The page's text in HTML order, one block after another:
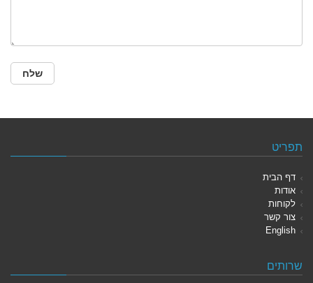
תפריט
דף הבית
אודות
לקוחות
צור קשר
English
שרותים